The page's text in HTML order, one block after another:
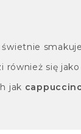
również się
jak